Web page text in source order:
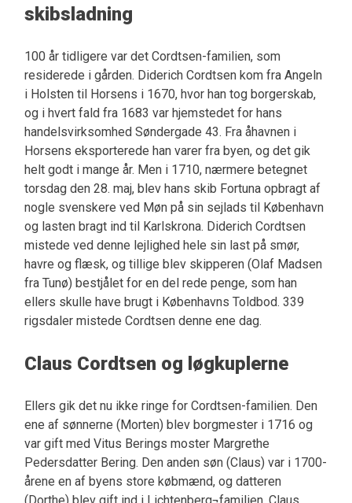
skibsladning
100 år tidligere var det Cordtsen-familien, som
residerede i gården. Diderich Cordtsen kom fra Angeln
i Holsten til Horsens i 1670, hvor han tog borgerskab,
og i hvert fald fra 1683 var hjemstedet for hans
handelsvirksomhed Søndergade 43. Fra åhavnen i
Horsens eksporterede han varer fra byen, og det gik
helt godt i mange år. Men i 1710, nærmere betegnet
torsdag den 28. maj, blev hans skib Fortuna opbragt af
nogle svenskere ved Møn på sin sejlads til København
og lasten bragt ind til Karlskrona. Diderich Cordtsen
mistede ved denne lejlighed hele sin last på smør,
havre og flæsk, og tillige blev skipperen (Olaf Madsen
fra Tunø) bestjålet for en del rede penge, som han
ellers skulle have brugt i Københavns Toldbod. 339
rigsdaler mistede Cordtsen denne ene dag.
Claus Cordtsen og løgkuplerne
Ellers gik det nu ikke ringe for Cordtsen-familien. Den
ene af sønnerne (Morten) blev borgmester i 1716 og
var gift med Vitus Berings moster Margrethe
Pedersdatter Bering. Den anden søn (Claus) var i 1700-
årene en af byens store købmænd, og datteren
(Dorthe) blev gift ind i Lichtenberg¬familien. Claus